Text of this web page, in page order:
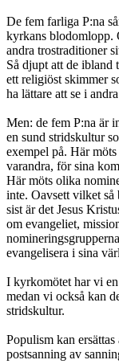
De fem farliga P:na
kyrkans blodomlopp.
andra trostraditioner
Så djupt att de ibland
ett religiöst skimmer
ha lättare att se i
Men: de fem P:na är
en sund stridskultur
exempel på. Här
varandra, för sina
Här möts olika
inte. Oavsett vilket så
sist är det Jesus
om evangeliet,
evangelisera i sina
I kyrkomötet har vi
medan vi också kan
stridskultur.
Populism kan
postsanning av